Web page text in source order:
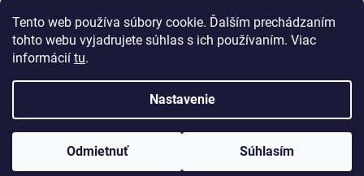
Tento web používa súbory cookie. Ďalším prechádzaním
tohto webu vyjadrujete súhlas s ich používaním. Viac
informácií tu.
Nastavenie
Odmietnuť Súhlasím
Vytvoril Shoptet
Copyright 2026 . Všetky práva vyhradené.